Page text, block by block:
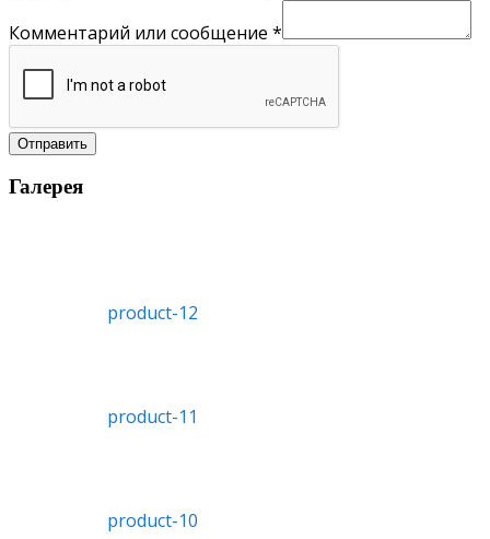
Комментарий или сообщение *
Отправить
Галерея
product-12
product-11
product-10